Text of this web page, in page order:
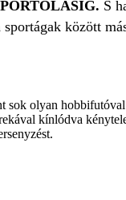
S
között
sok olyan
kínlódva